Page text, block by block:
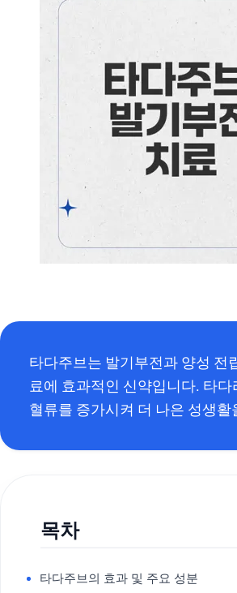
타다주브는 발기부전과 양성 전
료에 효과적인 신약입니다. 타다
혈류를 증가시켜 더 나은 성생활
목차
타다주브의 효과 및 주요 성분